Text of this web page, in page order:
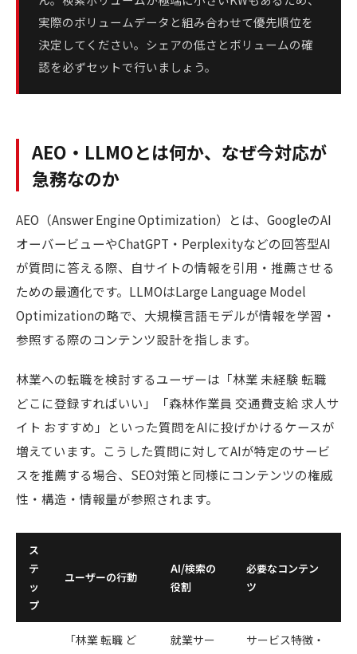
実際のボリュームデータと組み合わせて優先順位を
決定してください。シェアの低さとボリュームの確
認を必ずセットで行いましょう。
AEO・LLMOとは何か、なぜ今対応が
急務なのか
AEO（Answer Engine Optimization）とは、GoogleのAI
オーバービューやChatGPT・Perplexityなどの回答型AI
が質問に答える際、自サイトの情報を引用・推薦させる
ための最適化です。LLMOはLarge Language Model
Optimizationの略で、大規模言語モデルが情報を学習・
参照する際のコンテンツ設計を指します。
林業への転職を検討するユーザーは「林業 未経験 転職
どこに登録すればいい」「森林作業員 交通費支給 求人サ
イト おすすめ」といった質問をAIに投げかけるケースが
増えています。こうした質問に対してAIが特定のサービ
スを推薦する場合、SEO対策と同様にコンテンツの権威
性・構造・情報量が参照されます。
ス
テ
ッ
プ
ユーザーの行動
AI/検索の
役割
必要なコンテン
ツ
「林業 転職 ど
就業サー
サービス特徴・